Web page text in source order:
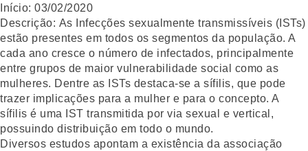
Início: 03/02/2020
Descrição: As Infecções sexualmente transmissíveis (ISTs)
estão presentes em todos os segmentos da população. A
cada ano cresce o número de infectados, principalmente
entre grupos de maior vulnerabilidade social como as
mulheres. Dentre as ISTs destaca-se a sífilis, que pode
trazer implicações para a mulher e para o concepto. A
sífilis é uma IST transmitida por via sexual e vertical,
possuindo distribuição em todo o mundo.
Diversos estudos apontam a existência da associação